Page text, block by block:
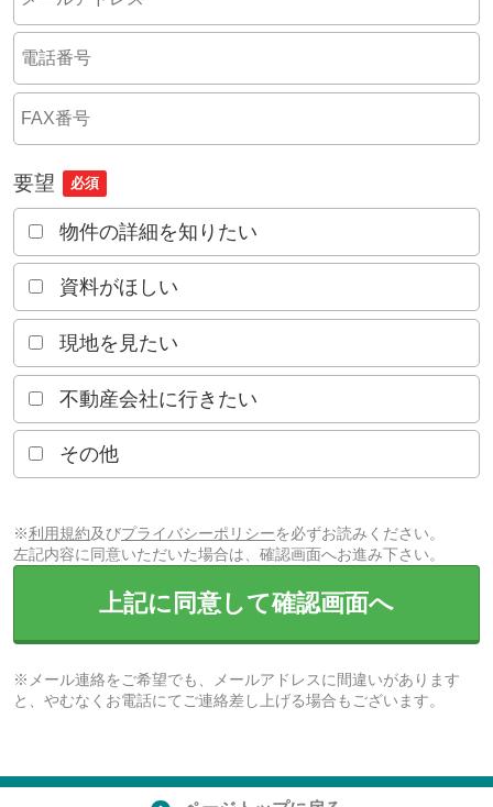
要望 必須
物件の詳細を知りたい
資料がほしい
現地を見たい
不動産会社に行きたい
その他
※利用規約及びプライバシーポリシーを必ずお読みください。
左記内容に同意いただいた場合は、確認画面へお進み下さい。
上記に同意して確認画面へ
※メール連絡をご希望でも、メールアドレスに間違いがあります
と、やむなくお電話にてご連絡差し上げる場合もございます。